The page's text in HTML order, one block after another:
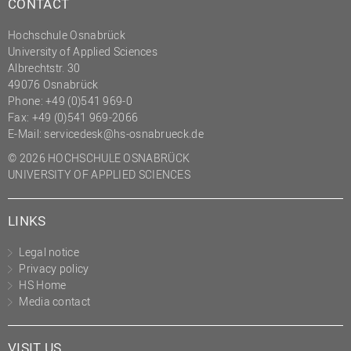
Prozessmanagement
Recht
Science to Business GmbH
Studierendensekretariat
Studium und Lehre
Transfer- und
Hochschule Osnabrück
University of Applied Sciences
Albrechtstr. 30
49076 Osnabrück
Phone: +49 (0)541 969-0
Fax: +49 (0)541 969-2066
E-Mail: servicedesk@hs-osnabrueck.de
© 2026 HOCHSCHULE OSNABRÜCK
UNIVERSITY OF APPLIED SCIENCES
LINKS
Legal notice
Privacy policy
HS Home
Media contact
VISIT US